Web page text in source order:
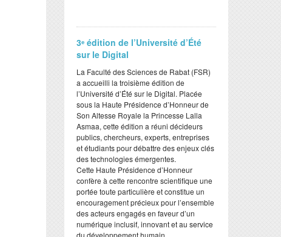
3ᵉ édition de l’Université d’Été
sur le Digital
​La Faculté des Sciences de Rabat (FSR)
a accueilli la troisième édition de
l’Université d’Été sur le Digital. Placée
sous la Haute Présidence d’Honneur de
Son Altesse Royale la Princesse Lalla
Asmaa, cette édition a réuni décideurs
publics, chercheurs, experts, entreprises
et étudiants pour débattre des enjeux clés
des technologies émergentes.
​Cette Haute Présidence d’Honneur
confère à cette rencontre scientifique une
portée toute particulière et constitue un
encouragement précieux pour l’ensemble
des acteurs engagés en faveur d’un
numérique inclusif, innovant et au service
du développement humain.